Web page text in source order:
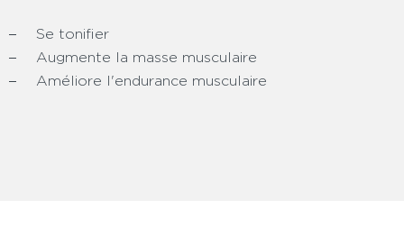
Se tonifier
Augmente la masse musculaire
Améliore l'endurance musculaire